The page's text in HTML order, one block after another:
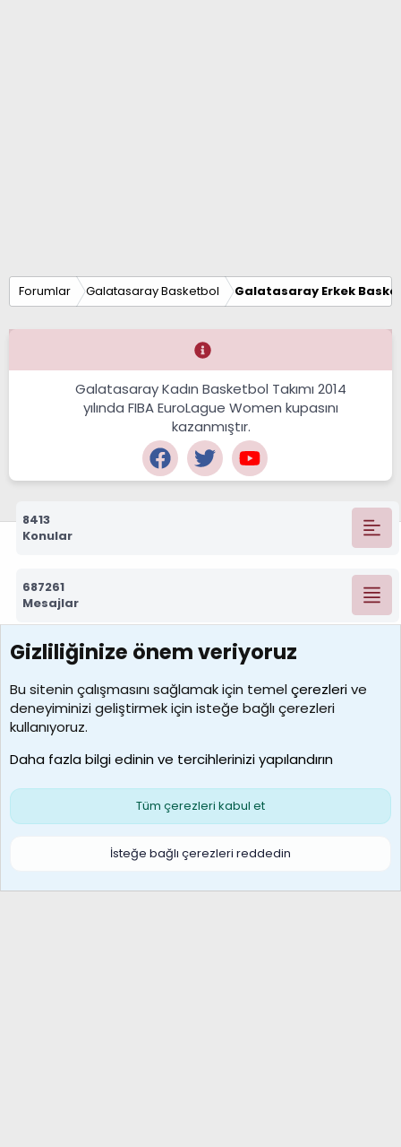
Forumlar Galatasaray Basketbol Galatasaray Erkek
Galatasaray Kadın Basketbol Takımı 2014
yılında FIBA EuroLague Women kupasını
kazanmıştır.
8413
Konular
687261
Mesajlar
7388
Kullanıcılar
borabekirogluu
Son üye
Çerezler
S
Gizliliğinize önem veriyoruz
Bu sitenin çalışmasını sağlamak için temelçerezlerive
deneyiminizi geliştirmek için isteğe bağlı çerezleri
kullanıyoruz.
Daha fazla bilgi edinin ve tercihlerinizi yapılandırın
Tüm çerezleri kabul et
İsteğe bağlı çerezleri reddedin